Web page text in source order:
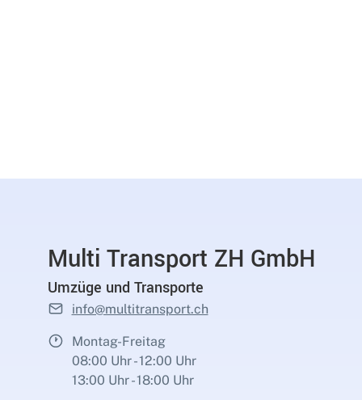
Multi Transport ZH GmbH
Umzüge und Transporte
info@multitransport.ch
Montag-Freitag
08:00 Uhr - 12:00 Uhr
13:00 Uhr - 18:00 Uhr